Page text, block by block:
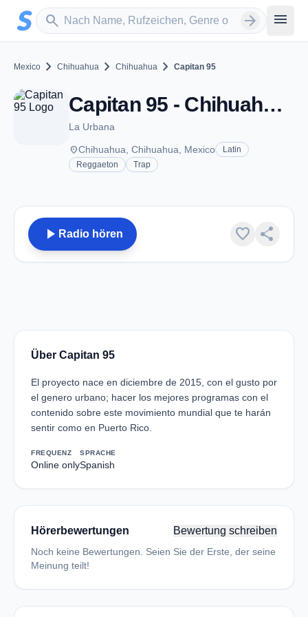
Zum Hauptinhalt springen
search
Sender suchen arrow_forward menu
Mexico chevron_right Chihuahua chevron_right Chihuahua chevron_right Capitan 95
Capitan 95 - Chihuahua, CH
La Urbana
placeChihuahua, Chihuahua, Mexico
Latin
Reggaeton
Trap
play_arrow Radio hören favorite share
Über Capitan 95
El proyecto nace en diciembre de 2015, con el gusto por
el genero urbano; hacer los mejores programas con el
contenido sobre este movimiento mundial que te harán
sentir como en Puerto Rico.
FREQUENZ
Online only
SPRACHE
Spanish
Hörerbewertungen Bewertung schreiben
Noch keine Bewertungen. Seien Sie der Erste, der seine
Meinung teilt!